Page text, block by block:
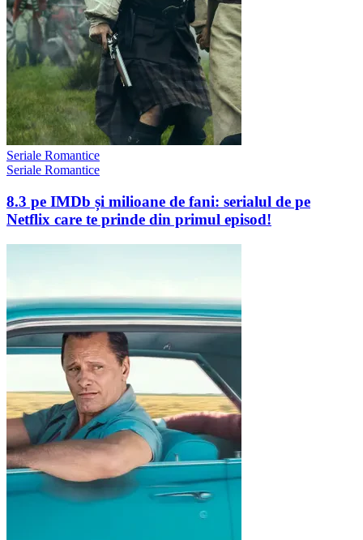
Seriale Romantice
Seriale Romantice
8.3 pe IMDb și milioane de fani: serialul de pe
Netflix care te prinde din primul episod!